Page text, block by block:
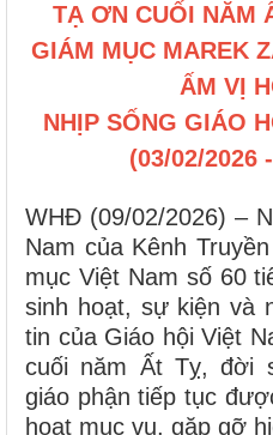
TẠ ƠN CUỐI NĂM
GIÁM MỤC MAREK
ẤM VỊ
NHỊP SỐNG GIÁO
(03/02/2026
WHĐ (09/02/2026) –
Nam của Kênh
mục Việt Nam số 60
sinh hoạt, sự kiện và
tin của Giáo hội Việt
cuối năm Ất Tỵ, đời
giáo phận tiếp tục
hoạt mục vụ, gặp gỡ